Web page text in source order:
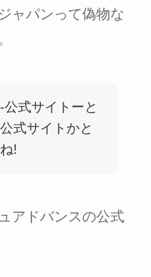
ャパンって偽物な
公式サイトーと
式サイトかと
!
アドバンスの公式